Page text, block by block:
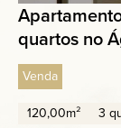
quartos no
Venda
120,00m²
3